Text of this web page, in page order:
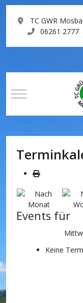
TC GWR
06261 2777
Mobile Menu Toggle
Events für
Keine